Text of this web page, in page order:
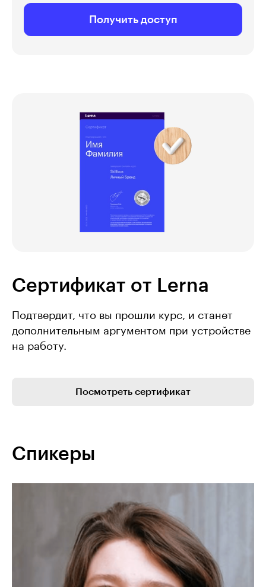
Получить доступ
Сертификат от Lerna
Подтвердит, что вы прошли курс, и станет
дополнительным аргументом при устройстве
на работу.
Посмотреть сертификат
Спикеры